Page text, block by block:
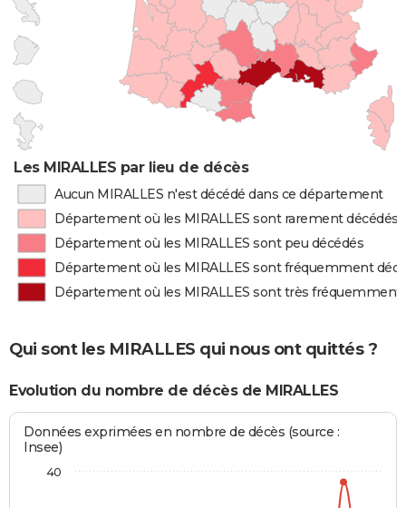
Les MIRALLES par lieu de décès
Aucun MIRALLES n'est décédé dans ce département
Département où les MIRALLES sont rarement décédés
Département où les MIRALLES sont peu décédés
Département où les MIRALLES sont fréquemment
Département où les MIRALLES sont très fréquemment
Qui sont les MIRALLES qui nous ont quittés ?
Evolution du nombre de décès de MIRALLES
Données exprimées en nombre de décès (source :
Insee)
40